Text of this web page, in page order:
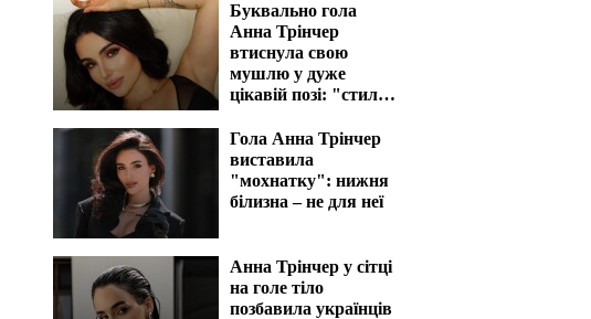
Буквально гола
Анна Трінчер
втиснула свою
мушлю у дуже
цікавій позі: "стиль
Гола Анна Трінчер
виставила
"мохнатку": нижня
білизна – не для неї
Анна Трінчер у сітці
на голе тіло
позбавила українців